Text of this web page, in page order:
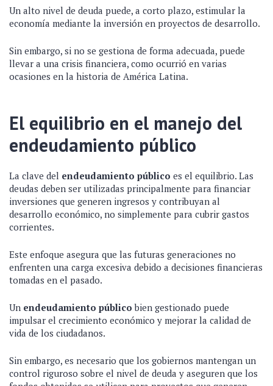
Un alto nivel de deuda puede, a corto plazo, estimular la
economía mediante la inversión en proyectos de desarrollo.
Sin embargo, si no se gestiona de forma adecuada, puede
llevar a una crisis financiera, como ocurrió en varias
ocasiones en la historia de América Latina.
El equilibrio en el manejo del
endeudamiento público
La clave del endeudamiento público es el equilibrio. Las
deudas deben ser utilizadas principalmente para financiar
inversiones que generen ingresos y contribuyan al
desarrollo económico, no simplemente para cubrir gastos
corrientes.
Este enfoque asegura que las futuras generaciones no
enfrenten una carga excesiva debido a decisiones financieras
tomadas en el pasado.
Un endeudamiento público bien gestionado puede
impulsar el crecimiento económico y mejorar la calidad de
vida de los ciudadanos.
Sin embargo, es necesario que los gobiernos mantengan un
control riguroso sobre el nivel de deuda y aseguren que los